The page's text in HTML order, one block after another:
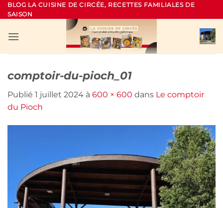
Passer
au
BLOG LA CUISINE DE CIRCÉE, RECETTES FAMILIALES DE
SAISON
comptoir-du-pioch_01
Publié 1 juillet 2024 à 600 × 600 dans Le comptoir
du Pioch